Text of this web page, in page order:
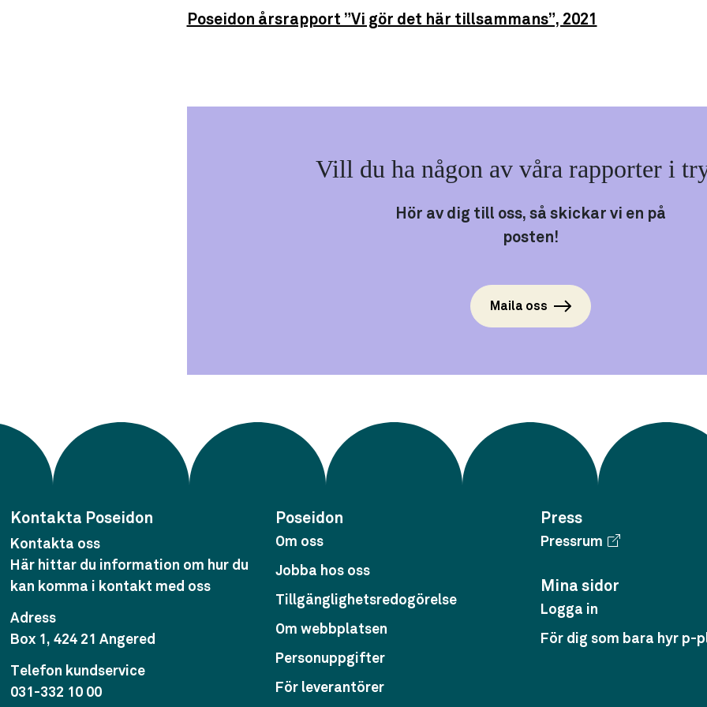
Poseidon årsrapport ”Vi gör det här tillsammans”, 2021
Vill du ha någon av våra rapporter i
Hör av dig till oss, så skickar vi en på
posten!
Maila oss
Kontakta Poseidon
Kontakta oss
Här hittar du information om hur du
kan komma i kontakt med oss
Adress
Box 1, 424 21 Angered
Telefon kundservice
031-332 10 00
Poseidon
Om oss
Jobba hos oss
Tillgänglighetsredogörelse
Om webbplatsen
Personuppgifter
För leverantörer
Press
Pressrum
Mina sidor
Logga in
För dig som bara hyr p-